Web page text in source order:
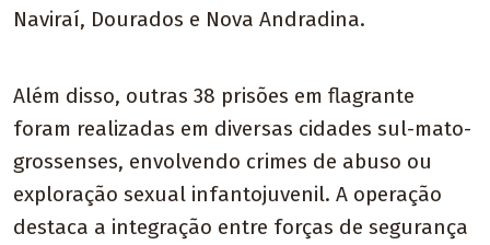
Naviraí, Dourados e Nova Andradina.
Além disso, outras 38 prisões em flagrante
foram realizadas em diversas cidades sul-mato-
grossenses, envolvendo crimes de abuso ou
exploração sexual infantojuvenil. A operação
destaca a integração entre forças de segurança